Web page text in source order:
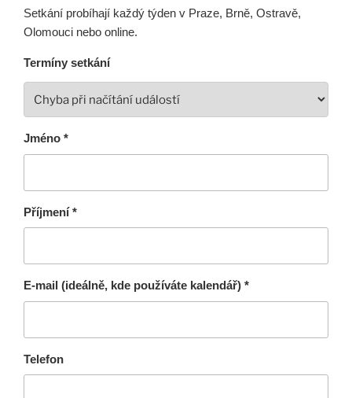
Setkání probíhají každý týden v Praze, Brně, Ostravě,
Olomouci nebo online.
Termíny setkání
Jméno *
Příjmení *
E-mail (ideálně, kde používáte kalendář) *
Telefon